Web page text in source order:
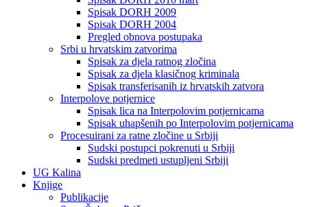
Spisak DORH 2009
Spisak DORH 2004
Pregled obnova postupaka
Srbi u hrvatskim zatvorima
Spisak za djela ratnog zločina
Spisak za djela klasičnog kriminala
Spisak transferisanih iz hrvatskih zatvora
Interpolove potjernice
Spisak lica na Interpolovim potjernicama
Spisak uhapšenih po Interpolovim potjernicama
Procesuirani za ratne zločine u Srbiji
Sudski postupci pokrenuti u Srbiji
Sudski predmeti ustupljeni Srbiji
UG Kalina
Knjige
Publikacije